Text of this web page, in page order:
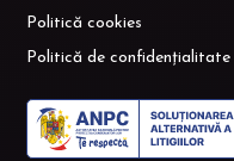
Politică cookies
Politică de confidențialitate